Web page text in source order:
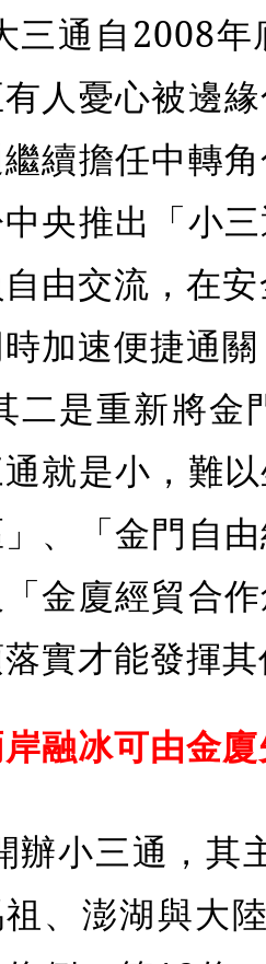
三通自2008
人憂心被邊
續擔任中轉
央推出「小
自由交流，在
加速便捷通
二是重新將金
就是小，難
、「金門自
金廈經貿合
實才能發揮
融冰可由金
辦小三通，其
、澎湖與大